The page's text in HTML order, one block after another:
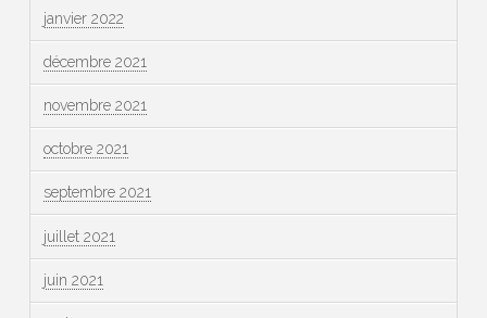
janvier 2022
décembre 2021
novembre 2021
octobre 2021
septembre 2021
juillet 2021
juin 2021